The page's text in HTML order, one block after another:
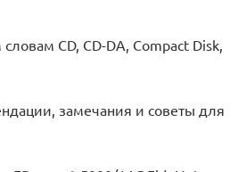
CD, CD-DA, Compact Disk,
замечания и советы для